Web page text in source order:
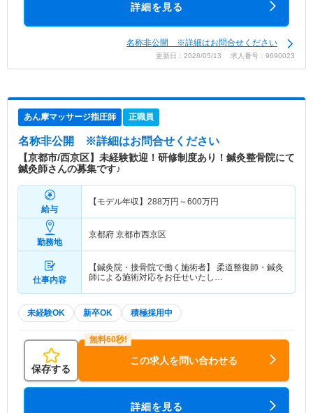
詳細を見る
名称非公開 ※詳細はお問合せください
更新日：2026/05/13 求人番号：9690023
あん摩マッサージ指圧師 正職員
名称非公開 ※詳細はお問合せください
【京都市/西京区】未経験歓迎！研修制度あり！鍼灸整骨院にて
鍼灸師さんの募集です♪
給与
【モデル年収】 288万円～600万円
勤務地
京都府 京都市西京区
仕事内容
【鍼灸院・接骨院で働く施術者】 柔道整復師・鍼灸
師による施術対応をお任せいたし…
未経験OK 新卒OK 積極採用中
保存する
この求人を問い合わせる
詳細を見る